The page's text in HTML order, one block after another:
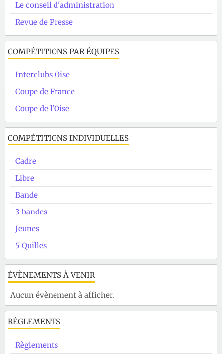
Le conseil d'administration
Revue de Presse
COMPÉTITIONS PAR ÉQUIPES
Interclubs Oise
Coupe de France
Coupe de l'Oise
COMPÉTITIONS INDIVIDUELLES
Cadre
Libre
Bande
3 bandes
Jeunes
5 Quilles
ÉVÈNEMENTS À VENIR
Aucun évènement à afficher.
RÉGLEMENTS
Règlements